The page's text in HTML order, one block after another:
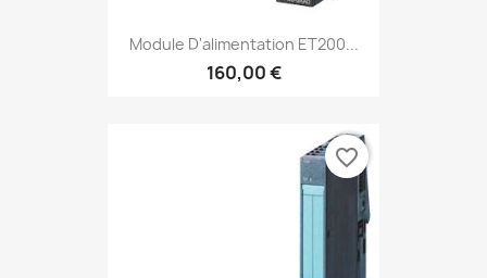
Module D'alimentation ET200...
160,00 €
favorite_border